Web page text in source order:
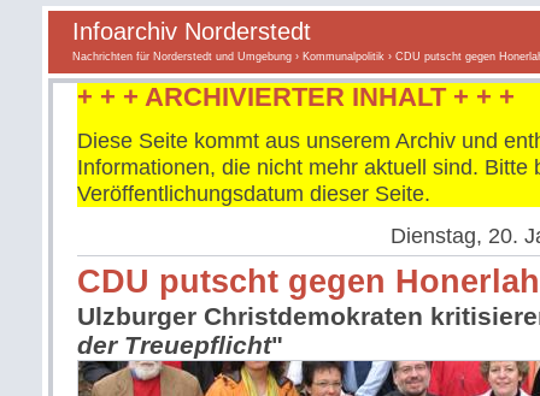
Infoarchiv Norderstedt
Nachrichten für Norderstedt und Umgebung › Kommunalpolitik › CDU putscht gegen
+ + + ARCHIVIERTER INHALT + + +
Diese Seite kommt aus unserem Archiv und
Informationen, die nicht mehr aktuell sind. Bitte
Veröffentlichungsdatum dieser Seite.
Dienstag, 20.
CDU putscht gegen Honerlah
Ulzburger Christdemokraten
der Treuepflicht"